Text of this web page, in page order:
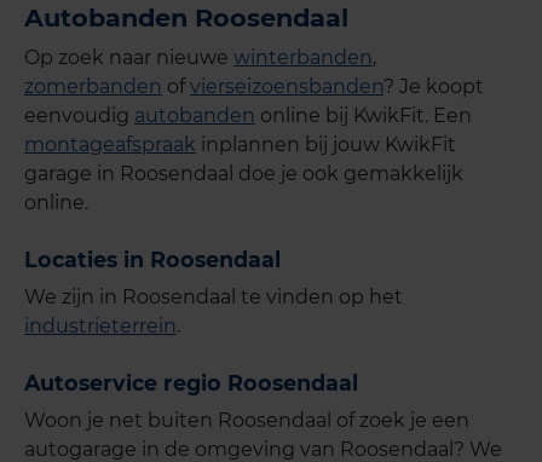
Autobanden Roosendaal
Op zoek naar nieuwe winterbanden,
zomerbanden ofvierseizoensbanden? Je koopt
eenvoudig autobanden online bij KwikFit. Een
montageafspraak inplannen bij jouw KwikFit
garage in Roosendaal doe je ook gemakkelijk
online.
Locaties in Roosendaal
We zijn in Roosendaal te vinden op het
industrieterrein.
Autoservice regio Roosendaal
Woon je net buiten Roosendaal of zoek je een
autogarage in de omgeving van Roosendaal? We